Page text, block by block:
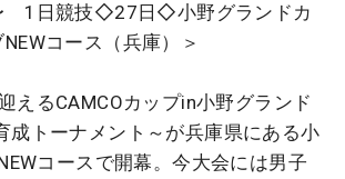
1日競技◇27日◇小野グランドカ
コース（兵庫）＞
えるCAMCOカップin小野グランド
成トーナメント～が兵庫県にある小
コースで開幕。今大会には男子